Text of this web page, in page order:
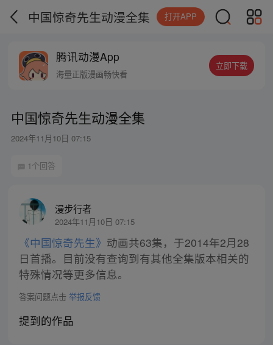
中国惊奇先生动漫全集 打开APP
腾讯动漫App
海量正版漫画畅快看
立即下载
中国惊奇先生动漫全集
2024年11月10日 07:15
1个回答
漫步行者
2024年11月10日 07:15
《中国惊奇先生》 动画共63集，于2014年2月28
日首播。目前没有查询到有其他全集版本相关的
特殊情况等更多信息。
答案问题点击 举报反馈
提到的作品